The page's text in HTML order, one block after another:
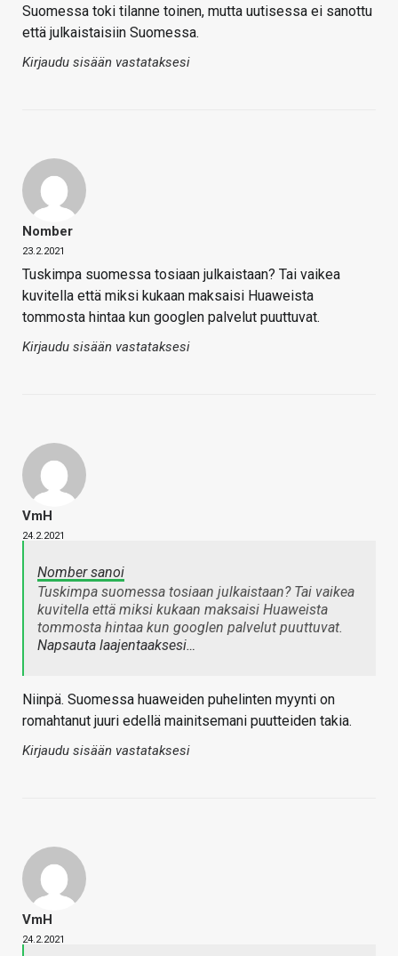
Suomessa toki tilanne toinen, mutta uutisessa ei sanottu
että julkaistaisiin Suomessa.
Kirjaudu sisään vastataksesi
Nomber
23.2.2021
Tuskimpa suomessa tosiaan julkaistaan? Tai vaikea
kuvitella että miksi kukaan maksaisi Huaweista
tommosta hintaa kun googlen palvelut puuttuvat.
Kirjaudu sisään vastataksesi
VmH
24.2.2021
Nomber sanoi
Tuskimpa suomessa tosiaan julkaistaan? Tai vaikea
kuvitella että miksi kukaan maksaisi Huaweista
tommosta hintaa kun googlen palvelut puuttuvat.
Napsauta laajentaaksesi…
Niinpä. Suomessa huaweiden puhelinten myynti on
romahtanut juuri edellä mainitsemani puutteiden takia.
Kirjaudu sisään vastataksesi
VmH
24.2.2021